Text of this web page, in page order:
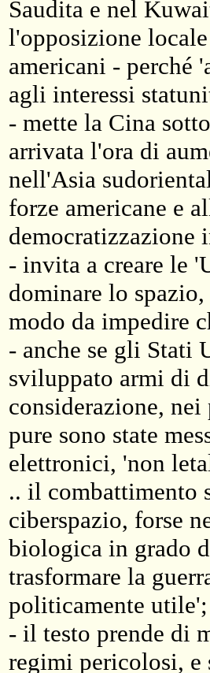
Saudita e nel
l'opposizione
americani - perché
agli interessi
- mette la Cina
arrivata l'ora di
nell'Asia
forze americane e
democratizzazione
- invita a creare le
dominare lo
modo da impedire
- anche se gli Stati
sviluppato armi di
considerazione,
pure sono state
elettronici, 'non
.. il combattimento
ciberspazio, forse
biologica in grado
trasformare la
politicamente utile';
- il testo prende di
regimi pericolosi, e